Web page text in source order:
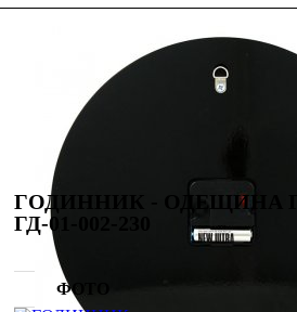
ГОДИННИК - ОДЕЩИНА
ГД-01-002-230
ФОТО